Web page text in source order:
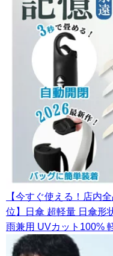
【今すぐ使える！店内
位】日傘 超軽量 日傘形
雨兼用 UVカット100%